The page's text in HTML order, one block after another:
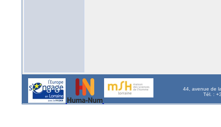
44, avenue de
Tél. :